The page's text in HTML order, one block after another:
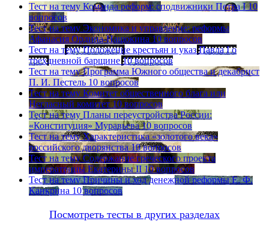
Тест на тему Команда реформ: сподвижники Петра I 10
вопросов
Тест на тему Экономика и управление: реформы
Афанасия Ордина-Нащокина 10 вопросов
Тест на тему Положение крестьян и указ Павла I о
трехдневной барщине 10 вопросов
Тест на тему Программа Южного общества и декабрист
П. И. Пестель 10 вопросов
Тест на тему Комитет общественного блага или
Негласный комитет 10 вопросов
Тест на тему Планы переустройства России:
«Конституция» Муравьева 10 вопросов
Тест на тему Характеристика «золотого века»
российского дворянства 10 вопросов
Тест на тему Содержание греческого проекта
императрицы Екатерины II 10 вопросов
Тест на тему Причины и ход денежной реформы Е. Ф.
Канкрина 10 вопросов
Посмотреть тесты в других разделах